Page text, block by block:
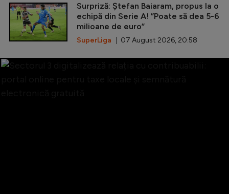
Surpriză: Ștefan Baiaram, propus la o
echipă din Serie A! ”Poate să dea 5-6
milioane de euro”
SuperLiga | 07 August 2026, 20:58